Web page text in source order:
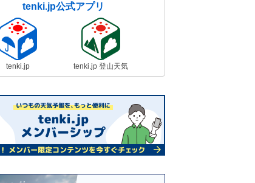
tenki.jp公式アプリ
tenki.jp tenki.jp 登山天気